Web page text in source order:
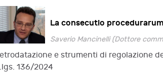
La consecutio
Saverio Mancinelli (Dottore
e strumenti di regolazione
136/2024